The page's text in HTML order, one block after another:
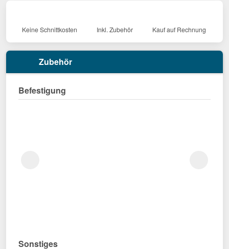
Keine Schnittkosten Inkl. Zubehör Kauf auf Rechnung
Zubehör
Befestigung
Sonstiges